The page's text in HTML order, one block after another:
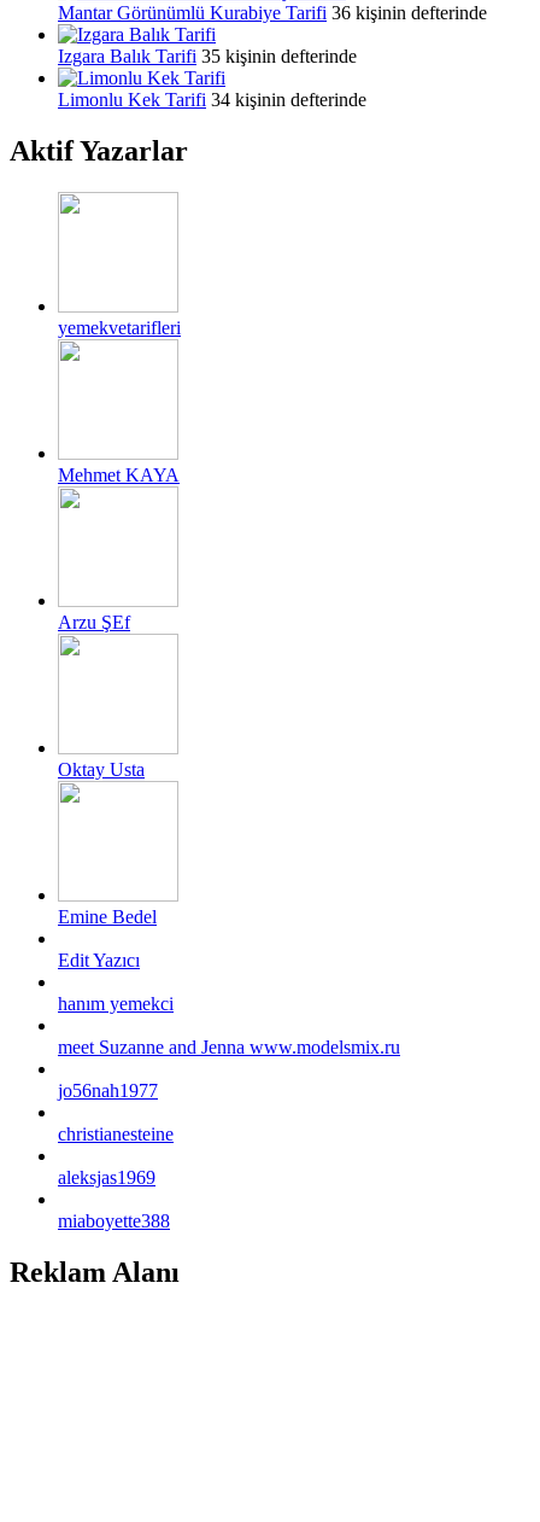
Mantar Görünümlü Kurabiye Tarifi 36 kişinin defterinde
Izgara Balık Tarifi 35 kişinin defterinde
Limonlu Kek Tarifi 34 kişinin defterinde
Aktif Yazarlar
yemekvetarifleri
Mehmet KAYA
Arzu ŞEf
Oktay Usta
Emine Bedel
Edit Yazıcı
hanım yemekci
meet Suzanne and Jenna www.modelsmix.ru
jo56nah1977
christianesteine
aleksjas1969
miaboyette388
Reklam Alanı